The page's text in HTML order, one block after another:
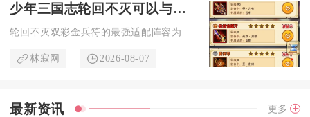
少年三国志轮回不灭可以与谁组成最强阵容
林寂网 2026-08-07
最新资讯 更多